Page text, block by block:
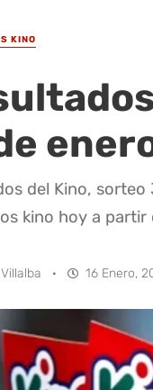
KINO
del Kino,
kino hoy a partir
· 16 Enero,